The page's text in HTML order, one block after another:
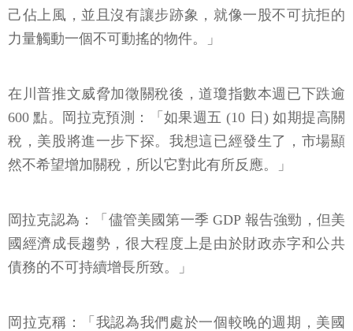
己佔上風，並且沒有讓步跡象，就像一股不可抗拒的
力量觸動一個不可動搖的物件。」
在川普推文威脅加徵關稅後，道瓊指數本週已下跌逾
600 點。岡拉克預測：「如果週五 (10 日) 如期提高關
稅，美股將進一步下探。我想這已經發生了，市場顯
然不希望增加關稅，所以它對此有所反應。」
岡拉克認為：「儘管美國第一季 GDP 報告強勁，但美
國經濟成長趨勢，很大程度上是由於財政赤字和公共
債務的不可持續增長所致。」
岡拉克稱：「我認為我們處於一個較晚的週期，美國